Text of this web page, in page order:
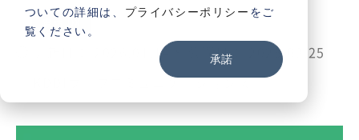
ついての詳細は、 プライバシーポリシー をご
覧ください。
承諾
電話 DX
2026.01.14 公開日：
2025.03.25
KDDIウェブコミュニケーションズ